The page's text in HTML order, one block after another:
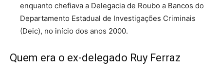
enquanto chefiava a Delegacia de Roubo a Bancos do
Departamento Estadual de Investigações Criminais
(Deic), no início dos anos 2000.
Quem era o ex-delegado Ruy Ferraz